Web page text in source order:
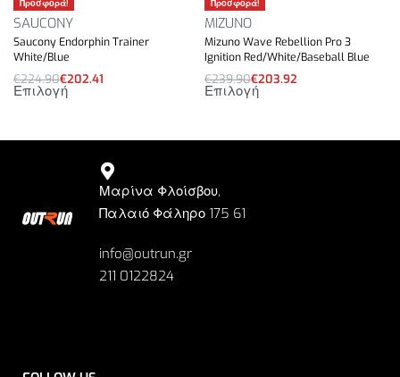
Προσφορά!
SAUCONY
Saucony Endorphin Trainer
White/Blue
€224.90€202.41
Επιλογή
Προσφορά!
MIZUNO
Mizuno Wave Rebellion Pro 3
Ignition Red/White/Baseball Blue
€239.90€203.92
Επιλογή
Μαρίνα Φλοίσβου,
Παλαιό Φάληρο 175 61
info@outrun.gr
211 0122824